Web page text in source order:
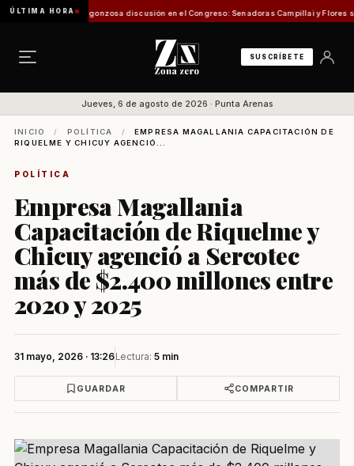
ÚLTIMA HORA
Pesca Vergonzosa discusión en el Congreso: Senadoras Campillai y Flores se
SUSCRÍBETE
Jueves, 6 de agosto de 2026 · Punta Arenas
INICIO / POLÍTICA /
EMPRESA MAGALLANIA CAPACITACIÓN DE
RIQUELME Y CHICUY AGENCIÓ...
POLÍTICA
Empresa Magallania
Capacitación de Riquelme y
Chicuy agenció a Sercotec
más de $2.400 millones entre
2020 y 2025
31 mayo, 2026 · 13:26Lectura: 5 min
GUARDAR COMPARTIR